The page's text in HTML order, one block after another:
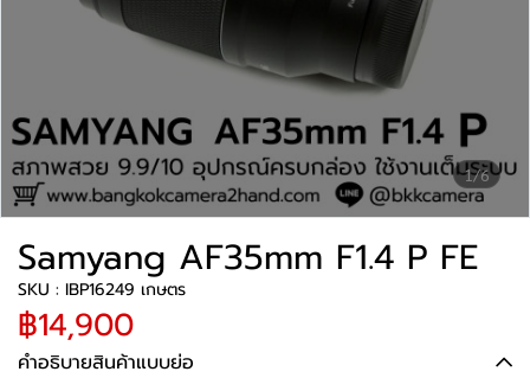
1/6
Samyang AF35mm F1.4 P FE
SKU : IBP16249 เกษตร
฿14,900
คำอธิบายสินค้าแบบย่อ